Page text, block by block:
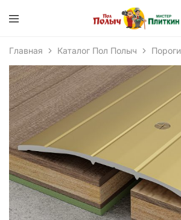
Главная Каталог Пол Полыч Пороги